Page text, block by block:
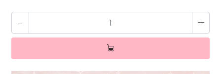
- +